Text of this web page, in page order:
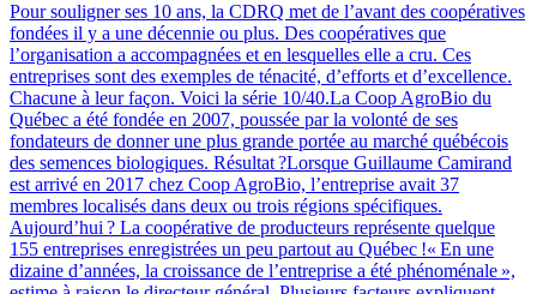
Pour souligner ses 10 ans, la CDRQ met de l’avant des coopératives
fondées il y a une décennie ou plus. Des coopératives que
l’organisation a accompagnées et en lesquelles elle a cru. Ces
entreprises sont des exemples de ténacité, d’efforts et d’excellence.
Chacune à leur façon. Voici la série 10/40.La Coop AgroBio du
Québec a été fondée en 2007, poussée par la volonté de ses
fondateurs de donner une plus grande portée au marché québécois
des semences biologiques. Résultat ?Lorsque Guillaume Camirand
est arrivé en 2017 chez Coop AgroBio, l’entreprise avait 37
membres localisés dans deux ou trois régions spécifiques.
Aujourd’hui ? La coopérative de producteurs représente quelque
155 entreprises enregistrées un peu partout au Québec !« En une
dizaine d’années, la croissance de l’entreprise a été phénoménale »,